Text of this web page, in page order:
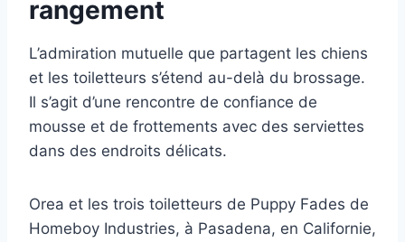
rangement
L’admiration mutuelle que partagent les chiens
et les toiletteurs s’étend au-delà du brossage.
Il s’agit d’une rencontre de confiance de
mousse et de frottements avec des serviettes
dans des endroits délicats.
Orea et les trois toiletteurs de Puppy Fades de
Homeboy Industries, à Pasadena, en Californie,